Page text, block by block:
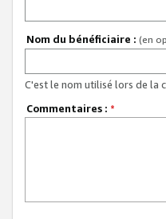
Nom du bénéficiaire : (en
C'est le nom utilisé lors de la
Commentaires : *